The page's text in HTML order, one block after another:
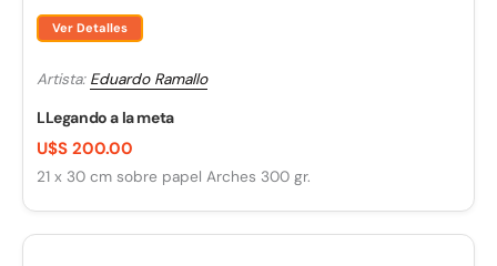
Ver Detalles
Artista: Eduardo Ramallo
LLegando a la meta
U$S 200.00
21 x 30 cm sobre papel Arches 300 gr.